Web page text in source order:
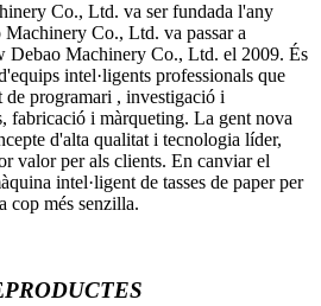
Co., Ltd. va ser fundada l'any
Co., Ltd. va passar a
Debao Machinery Co., Ltd. el 2009. És
intel·ligents professionals que
de programari , investigació i
fabricació i màrqueting. La gent nova
d'alta qualitat i tecnologia líder,
valor per als clients. En canviar el
intel·ligent de tasses de paper per
cop més senzilla.
PRODUCTES